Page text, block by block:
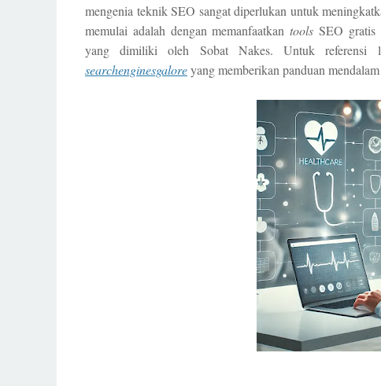
mengenia teknik SEO sangat diperlukan untuk
memulai adalah dengan memanfaatkantoolsSEO gratis
yang dimiliki oleh Sobat Nakes. Untuk referensi
searchenginesgaloreyang memberikan panduan